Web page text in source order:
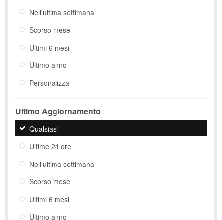
Nell'ultima settimana
Scorso mese
Ultimi 6 mesi
Ultimo anno
Personalizza
Ultimo Aggiornamento
Qualsiasi
Ultime 24 ore
Nell'ultima settimana
Scorso mese
Ultimi 6 mesi
Ultimo anno